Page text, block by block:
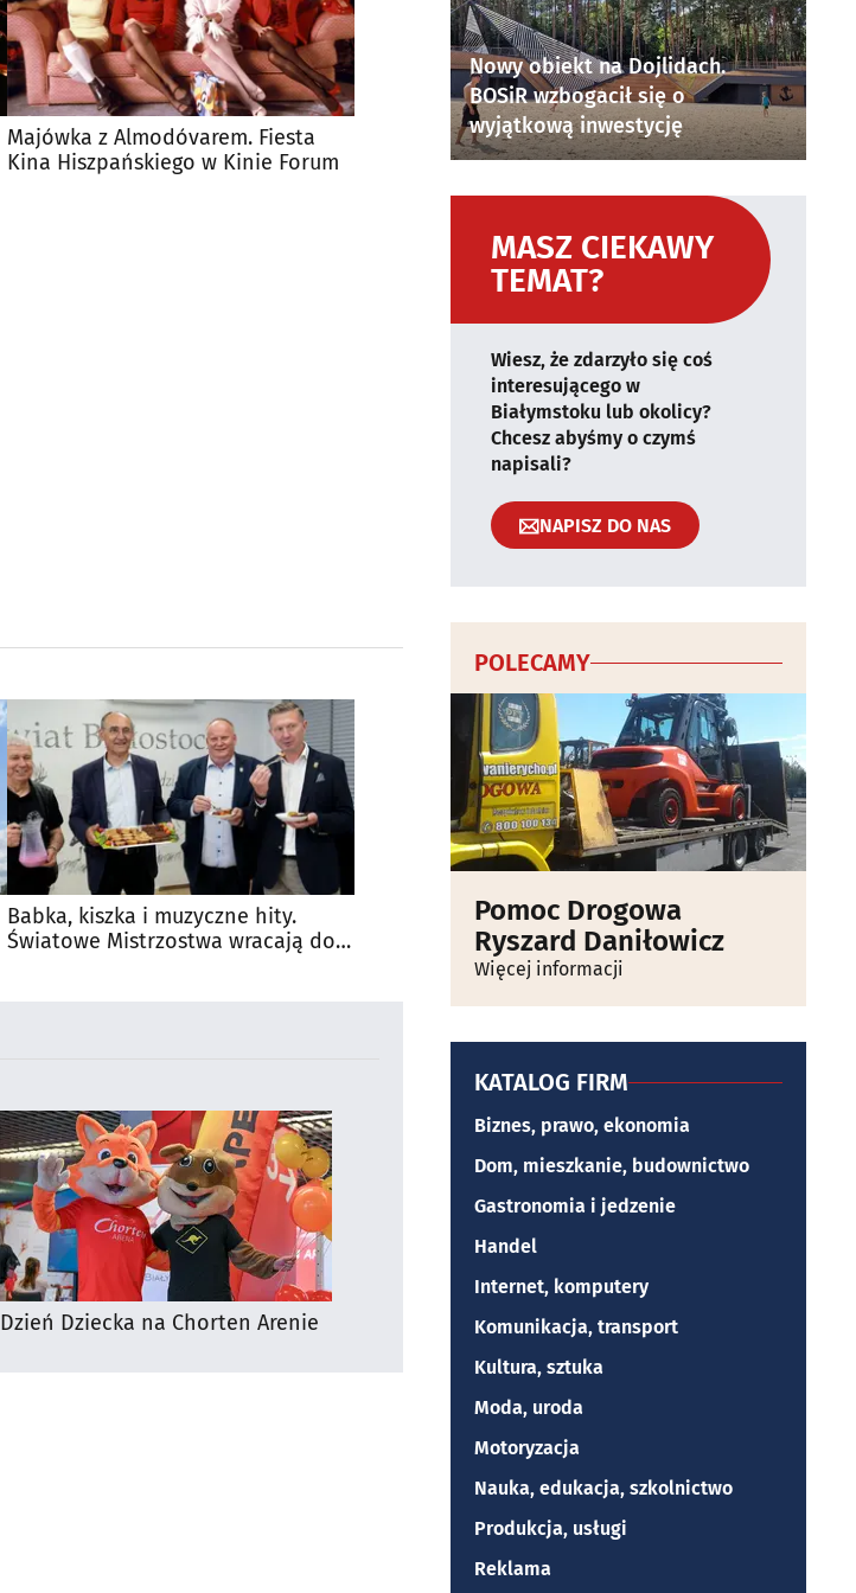
Majówka z Almodóvarem. Fiesta
Kina Hiszpańskiego w Kinie Forum
Babka, kiszka i muzyczne hity.
Światowe Mistrzostwa wracają do
Dzień Dziecka na Chorten Arenie
Nowy obiekt na Dojlidach.
BOSiR wzbogacił się o
wyjątkową inwestycję
MASZ CIEKAWY
TEMAT?
Wiesz, że zdarzyło się coś
interesującego w
Białymstoku lub okolicy?
Chcesz abyśmy o czymś
napisali?
NAPISZ DO NAS
POLECAMY
Pomoc Drogowa
Ryszard Daniłowicz
Więcej informacji
KATALOG FIRM
Biznes, prawo, ekonomia
Dom, mieszkanie, budownictwo
Gastronomia i jedzenie
Handel
Internet, komputery
Komunikacja, transport
Kultura, sztuka
Moda, uroda
Motoryzacja
Nauka, edukacja, szkolnictwo
Produkcja, usługi
Reklama